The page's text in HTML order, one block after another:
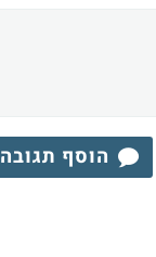
הוסף תגובה